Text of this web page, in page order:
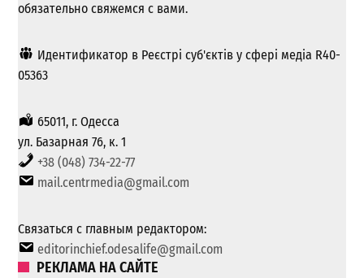
обязательно свяжемся с вами.
Идентификатор в Реєстрі суб'єктів у сфері медіа R40-
05363
65011, г. Одесса
ул. Базарная 76, к. 1
+38 (048) 734-22-77
mail.centrmedia@gmail.com
Связаться с главным редактором:
editorinchief.odesalife@gmail.com
РЕКЛАМА НА САЙТЕ